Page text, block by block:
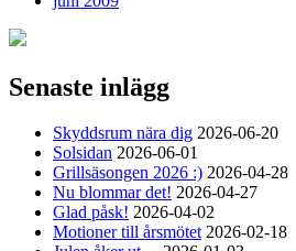
Senaste inlägg
Skyddsrum nära dig 2026-06-20
Solsidan 2026-06-01
Grillsäsongen 2026 :) 2026-04-28
Nu blommar det! 2026-04-27
Glad påsk! 2026-04-02
Motioner till årsmötet 2026-02-18